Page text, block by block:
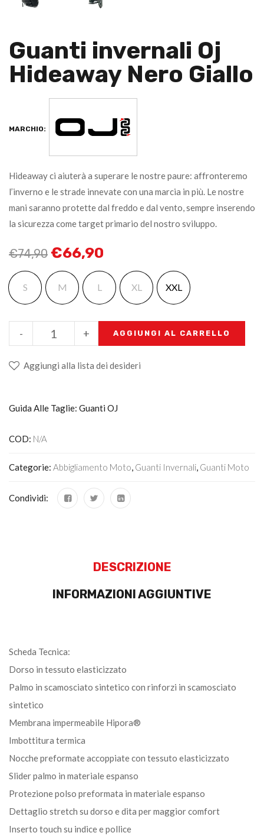
Guanti invernali Oj
Hideaway Nero Giallo
MARCHIO:
Hideaway ci aiuterà a superare le nostre paure: affronteremo
l’inverno e le strade innevate con una marcia in più. Le nostre
mani saranno protette dal freddo e dal vento, sempre inserendo
la sicurezza come target primario del nostro sviluppo.
€74,90 €66,90
S M L XL XXL
+
- AGGIUNGI AL CARRELLO
Aggiungi alla lista dei desideri
Guida Alle Taglie: Guanti OJ
COD: N/A
Categorie: Abbigliamento Moto, Guanti Invernali, Guanti Moto
Condividi:
DESCRIZIONE
INFORMAZIONI AGGIUNTIVE
Scheda Tecnica:
Dorso in tessuto elasticizzato
Palmo in scamosciato sintetico con rinforzi in scamosciato
sintetico
Membrana impermeabile Hipora®
Imbottitura termica
Nocche preformate accoppiate con tessuto elasticizzato
Slider palmo in materiale espanso
Protezione polso preformata in materiale espanso
Dettaglio stretch su dorso e dita per maggior comfort
Inserto touch su indice e pollice